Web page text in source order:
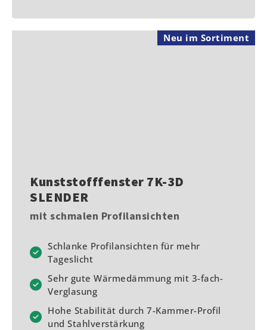
Neu im Sortiment
Kunststofffenster 7K-3D
SLENDER
mit schmalen Profilansichten
Schlanke Profilansichten für mehr
Tageslicht
Sehr gute Wärmedämmung mit 3-fach-
Verglasung
Hohe Stabilität durch 7-Kammer-Profil
und Stahlverstärkung